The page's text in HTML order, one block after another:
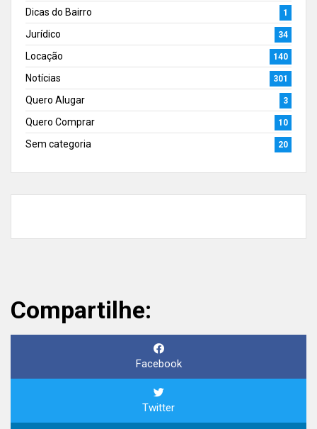
Dicas do Bairro 1
Jurídico 34
Locação 140
Notícias 301
Quero Alugar 3
Quero Comprar 10
Sem categoria 20
Compartilhe:
Facebook
Twitter